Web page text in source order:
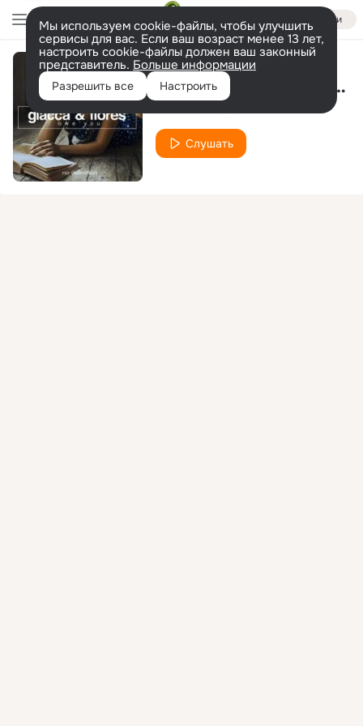
Войти
Мы используем cookie-файлы, чтобы улучшить
сервисы для вас. Если ваш возраст менее 13 лет,
настроить cookie-файлы должен ваш законный
представитель. Больше информации
Разрешить все Настроить Part of Me (Extended Mix)
Слушать